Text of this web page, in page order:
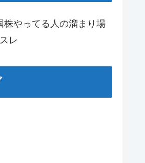
株やってる人の溜まり場
レ